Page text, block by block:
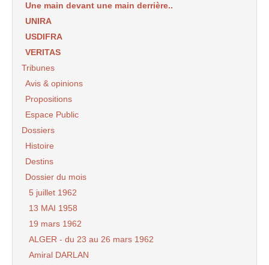
Une main devant une main derrière..
UNIRA
USDIFRA
VERITAS
Tribunes
Avis & opinions
Propositions
Espace Public
Dossiers
Histoire
Destins
Dossier du mois
5 juillet 1962
13 MAI 1958
19 mars 1962
ALGER - du 23 au 26 mars 1962
Amiral DARLAN